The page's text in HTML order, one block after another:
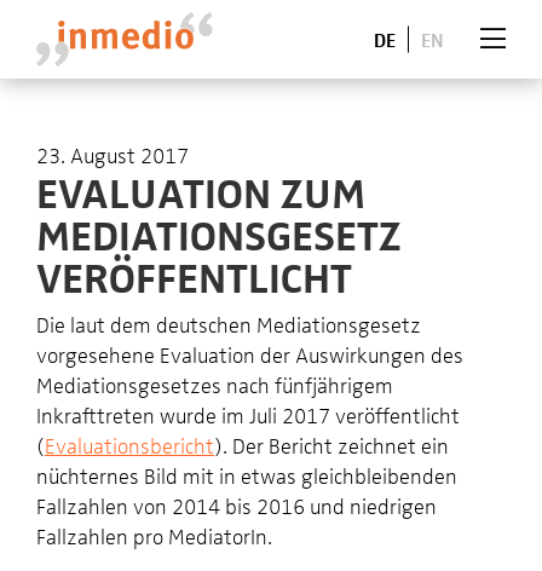
DE EN
23. August 2017
EVALUATION ZUM
MEDIATIONSGESETZ
VERÖFFENTLICHT
Die laut dem deutschen Mediationsgesetz
vorgesehene Evaluation der Auswirkungen des
Mediationsgesetzes nach fünfjährigem
Inkrafttreten wurde im Juli 2017 veröffentlicht
(Evaluationsbericht). Der Bericht zeichnet ein
nüchternes Bild mit in etwas gleichbleibenden
Fallzahlen von 2014 bis 2016 und niedrigen
Fallzahlen pro MediatorIn.